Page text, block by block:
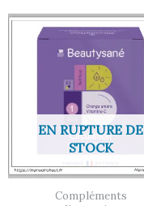
EN RUPTURE DE
STOCK
Compléments